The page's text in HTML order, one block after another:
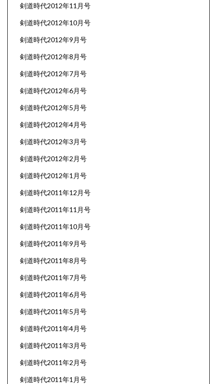
剣道時代2012年11月号
剣道時代2012年10月号
剣道時代2012年9月号
剣道時代2012年8月号
剣道時代2012年7月号
剣道時代2012年6月号
剣道時代2012年5月号
剣道時代2012年4月号
剣道時代2012年3月号
剣道時代2012年2月号
剣道時代2012年1月号
剣道時代2011年12月号
剣道時代2011年11月号
剣道時代2011年10月号
剣道時代2011年9月号
剣道時代2011年8月号
剣道時代2011年7月号
剣道時代2011年6月号
剣道時代2011年5月号
剣道時代2011年4月号
剣道時代2011年3月号
剣道時代2011年2月号
剣道時代2011年1月号